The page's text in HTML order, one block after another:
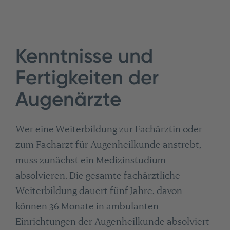
Kenntnisse und
Fertigkeiten der
Augenärzte
Wer eine Weiterbildung zur Fachärztin oder
zum Facharzt für Augenheilkunde anstrebt,
muss zunächst ein Medizinstudium
absolvieren. Die gesamte fachärztliche
Weiterbildung dauert fünf Jahre, davon
können 36 Monate in ambulanten
Einrichtungen der Augenheilkunde absolviert